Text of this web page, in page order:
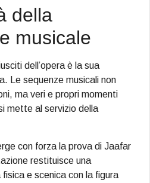
della
musicale
dell’opera è la sua
Le sequenze musicali non
ma veri e propri momenti
mette al servizio della
con forza la prova di Jaafar
restituisce una
e scenica con la figura